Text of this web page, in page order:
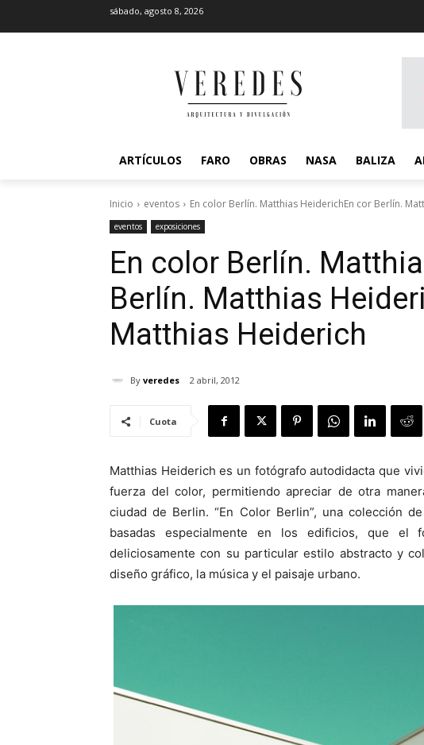
sábado, agosto 8, 2026
ARTÍCULOS FARO OBRAS NASA BALIZA
Inicio eventos En color Berlín. Matthias HeiderichEn cor Berlín.
eventos exposiciones
En color Berlín.
Berlín. Matthias
Matthias Heiderich
By veredes 2 abril, 2012
Cuota
Matthias Heiderich es un fotógrafo autodidacta que
fuerza del color, permitiendo apreciar de otra
ciudad de Berlin. “En Color Berlin”, una colección
basadas especialmente en los edificios, que el
deliciosamente con su particular estilo abstracto y
diseño gráfico, la música y el paisaje urbano.